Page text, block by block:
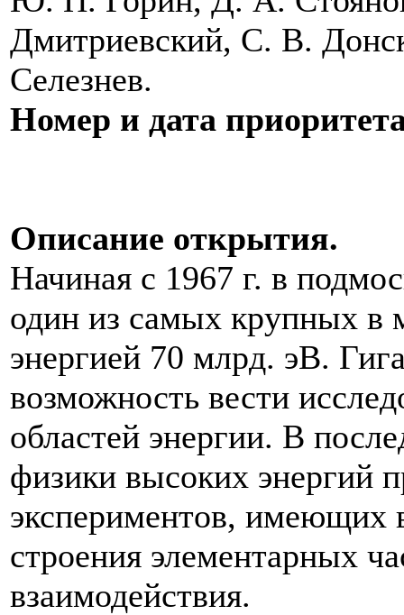
Дмитриевский, С. В.
Селезнев.
Номер и дата
Описание открытия.
Начиная с 1967 г. в
один из самых крупных в
энергией 70 млрд. эВ.
возможность вести
областей энергии. В
физики высоких энергий
экспериментов, имеющих
строения элементарных
взаимодействия.